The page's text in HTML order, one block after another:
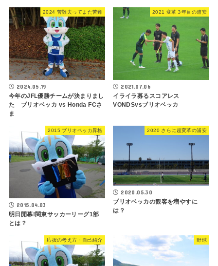
2024 苦難去ってまた苦難
2024.05.19
今年のJFL優勝チームが決まりまし
た ブリオベッカ vs Honda FCさ
ま
2021 変革３年目の浦安
2021.07.06
イライラ募るスコアレス
VONDSvsブリオベッカ
2015 ブリオベッカ昇格
2015.04.03
明日開幕!関東サッカーリーグ1部
とは？
2020 さらに超変革の浦安
2020.05.30
ブリオベッカの観客を増やすに
は？
応援の考え方・自己紹介 野球